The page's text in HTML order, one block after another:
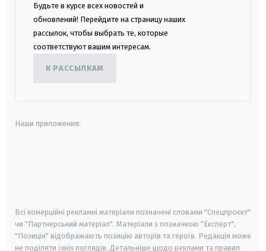
Будьте в курсе всех новостей и
обновлений! Перейдите на страницу наших
рассылок, чтобы выбрать те, которые
соответствуют вашим интересам.
К РАССЫЛКАМ
Наши приложения:
Всі комерційні рекламні матеріали позначені словами "Спецпроєкт"
чи "Партнерський матеріал". Матеріали з позначкою "Експерт",
"Позиція" відображають позицію авторів та героїв. Редакція може
не поділяти їхніх поглядів. Детальніше щодо реклами та правил